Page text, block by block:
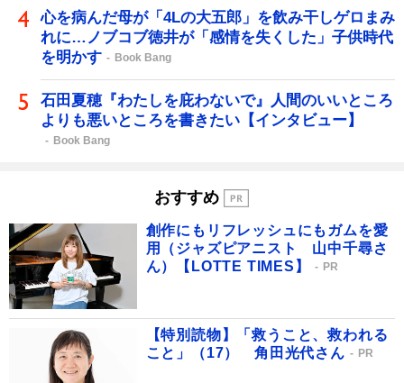
心を病んだ母が「4Lの大五郎」を飲み干しゲロまみ
れに…ノブコブ徳井が「感情を失くした」子供時代
を明かす
Book Bang
石田夏穂『わたしを庇わないで』人間のいいところ
よりも悪いところを書きたい【インタビュー】
Book Bang
おすすめ
創作にもリフレッシュにもガムを愛
用（ジャズピアニスト 山中千尋さ
ん）【LOTTE TIMES】
PR
【特別読物】「救うこと、救われる
こと」（17） 角田光代さん
PR